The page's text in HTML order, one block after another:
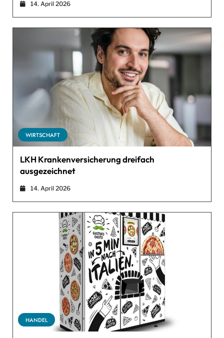
14. April 2026
WIRTSCHAFT
LKH Krankenversicherung dreifach
ausgezeichnet
14. April 2026
HANDEL